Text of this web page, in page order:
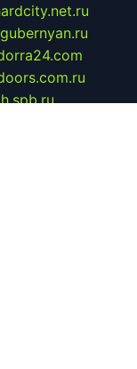
gubernyan.ru